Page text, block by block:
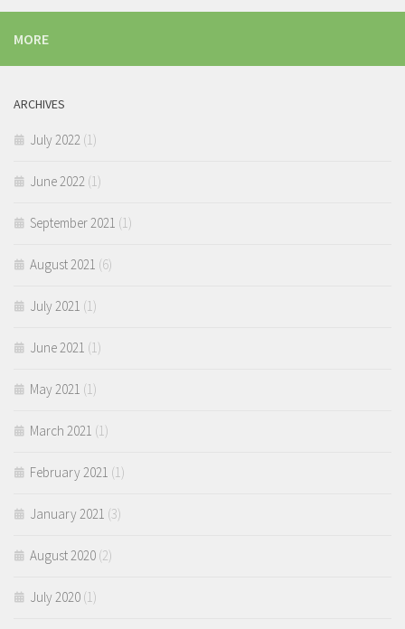
MORE
ARCHIVES
July 2022 (1)
June 2022 (1)
September 2021 (1)
August 2021 (6)
July 2021 (1)
June 2021 (1)
May 2021 (1)
March 2021 (1)
February 2021 (1)
January 2021 (3)
August 2020 (2)
July 2020 (1)